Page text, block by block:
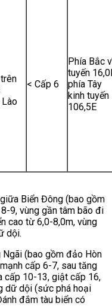
< Cấp 6
Phía Bắc
tuyến
phía Tây
kinh tuyến
106,5E
Biển Đông (bao gồm
9, vùng gần tâm bão đi
cao từ 6,0-8,0m, vùng
dội.
Ngãi (bao gồm đảo Hòn
cấp 6-7, sau tăng
cấp 10-13, giật cấp 16,
dữ dội (sức phá hoại
đắm tàu biển có